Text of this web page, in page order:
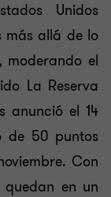
Unidos
más allá de lo
moderando el
La Reserva
anunció el 14
de 50 puntos
Con
quedan en un